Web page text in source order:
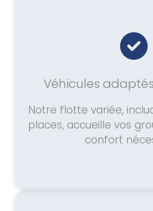
Véhicules
Notre flotte variée,
places, accueille vos
confort